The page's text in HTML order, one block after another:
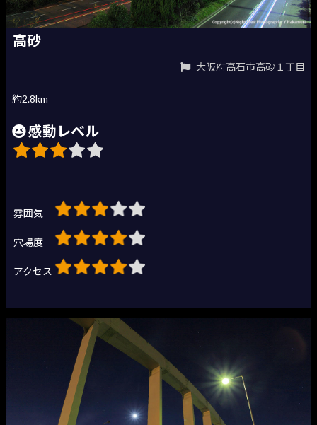
高砂
大阪府高石市高砂１丁目
約2.8km
感動レベル
雰囲気
穴場度
アクセス